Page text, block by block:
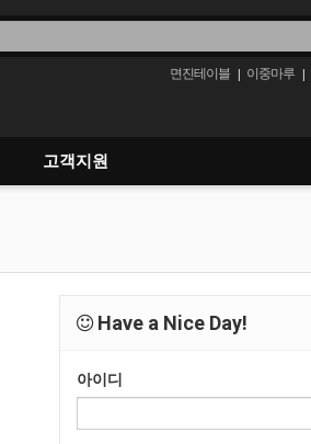
면진테이블 | 이중마루 |
고객지원
Have a Nice Day!
아이디